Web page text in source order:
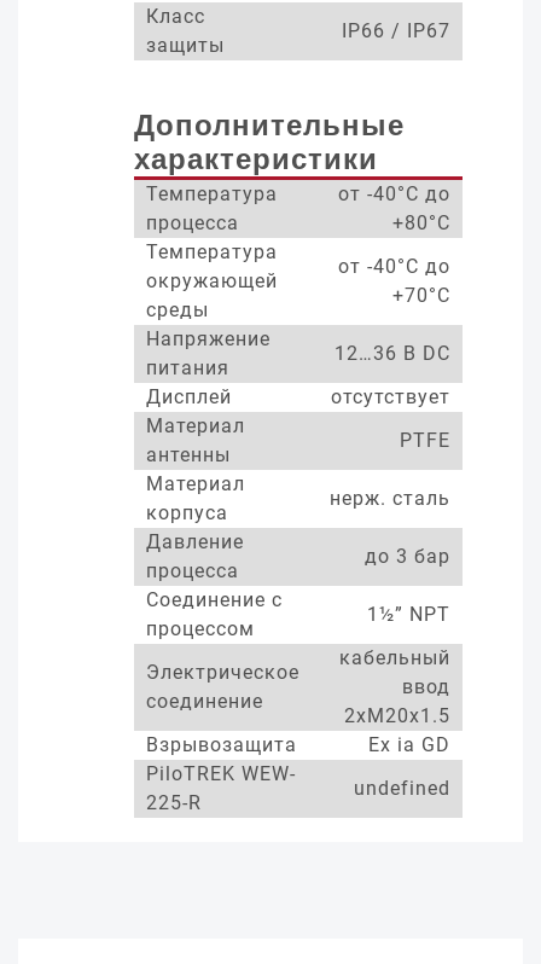
Класс
защиты
IP66 / IP67
Дополнительные
характеристики
Температура
процесса
от -40°С до
+80°С
Температура
окружающей
среды
от -40°С до
+70°С
Напряжение
питания
12…36 В DC
Дисплей
отсутствует
Материал
антенны
PTFE
Материал
корпуса
нерж. сталь
Давление
процесса
до 3 бар
Соединение с
процессом
1½” NPT
Электрическое
соединение
кабельный
ввод
2xM20x1.5
Взрывозащита
Ex ia GD
PiloTREK WEW-
225-R
undefined